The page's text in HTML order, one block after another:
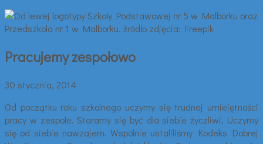
Pracujemy zespołowo
30 stycznia, 2014
Od początku roku szkolnego uczymy się trudnej umiejętności
pracy w zespole. Staramy się być dla siebie życzliwi. Uczymy
się od siebie nawzajem. Wspólnie ustaliliśmy Kodeks Dobrej